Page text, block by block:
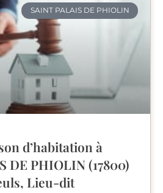
SAINT PALAIS DE PHIOLIN
d’habitation à
DE PHIOLIN (17800)
Lieu-dit